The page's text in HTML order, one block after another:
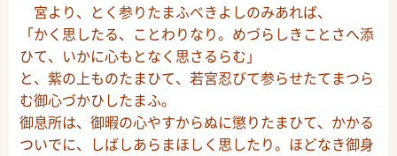
宮より、とく参りたまふべきよしのみあれば、
「かく思したる、ことわりなり。めづらしきことさへ添
ひて、いかに心もとなく思さるらむ」
と、紫の上ものたまひて、若宮忍びて参らせたてまつら
む御心づかひしたまふ。
御息所は、御暇の心やすからぬに懲りたまひて、かかる
ついでに、しばしあらまほしく思したり。ほどなき御身